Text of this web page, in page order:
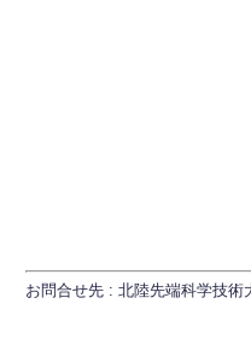
お問合せ先 : 北陸先端科学技